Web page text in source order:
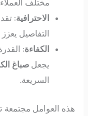
مختلف
الاحترافية:
التفاصيل
الكفاءة:
يجعلصباغ
السريعة.
هذه العوامل مجتمعة